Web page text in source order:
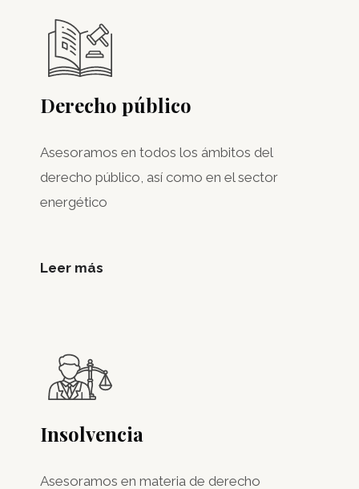
Derecho público
Asesoramos en todos los ámbitos del
derecho público, así como en el sector
energético
Leer más
Insolvencia
Asesoramos en materia de derecho